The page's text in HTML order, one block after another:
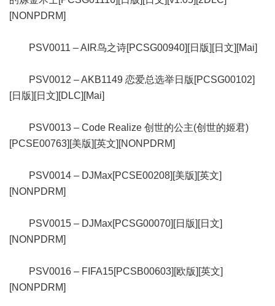
[NONPDRM]
PSV0011 – AIR鸟之诗[PCSG00940][日版][日文][Mai]
PSV0012 – AKB1149 恋爱总选举日版[PCSG00102]
[日版][日文][DLC][Mai]
PSV0013 – Code Realize 创世的公主(创世的姬君)
[PCSE00763][美版][英文][NONPDRM]
PSV0014 – DJMax[PCSE00208][美版][英文]
[NONPDRM]
PSV0015 – DJMax[PCSG00070][日版][日文]
[NONPDRM]
PSV0016 – FIFA15[PCSB00603][欧版][英文]
[NONPDRM]